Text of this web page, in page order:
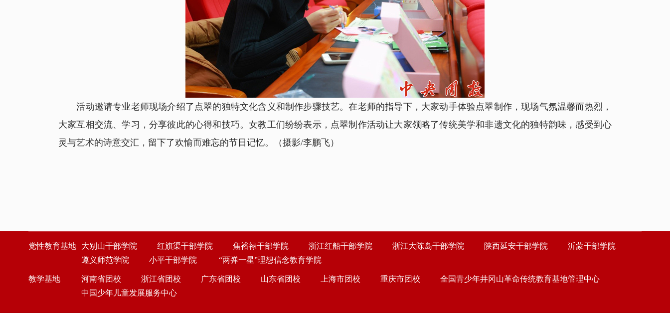
活动邀请专业老师现场介绍了点翠的独特文化含义和制作步骤技艺。在老师的指导下，大家动手体验点翠制作，现场气氛温馨而热烈，
大家互相交流、学习，分享彼此的心得和技巧。女教工们纷纷表示，点翠制作活动让大家领略了传统美学和非遗文化的独特韵味，感受到心
灵与艺术的诗意交汇，留下了欢愉而难忘的节日记忆。 （摄影/李鹏飞）
党性教育基地 大别山干部学院 红旗渠干部学院 焦裕禄干部学院 浙江红船干部学院 浙江大陈岛干部学院 陕西延安干部学院
沂蒙干部学院
遵义师范学院
小平干部学院 “两弹一星”理想信念教育学院
教学基地 河南省团校 浙江省团校 广东省团校 山东省团校 上海市团校 重庆市团校
全国青少年井冈山革命传统教育基地管理中心
中国少年儿童发展服务中心